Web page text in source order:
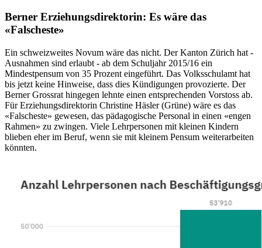
Berner Erziehungsdirektorin: Es wäre das
«Falscheste»
Ein schweizweites Novum wäre das nicht. Der Kanton Zürich hat -
Ausnahmen sind erlaubt - ab dem Schuljahr 2015/16 ein
Mindestpensum von 35 Prozent eingeführt. Das Volksschulamt hat
bis jetzt keine Hinweise, dass dies Kündigungen provozierte. Der
Berner Grossrat hingegen lehnte einen entsprechenden Vorstoss ab.
Für Erziehungsdirektorin Christine Häsler (Grüne) wäre es das
«Falscheste» gewesen, das pädagogische Personal in einen «engen
Rahmen» zu zwingen. Viele Lehrpersonen mit kleinen Kindern
blieben eher im Beruf, wenn sie mit kleinem Pensum weiterarbeiten
könnten.